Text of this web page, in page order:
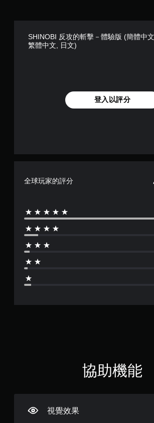
SHINOBI 反攻的斬擊－體驗版 (簡體中
繁體中文, 日文)
登入以評分
全球玩家的評分
協助機能
視覺效果